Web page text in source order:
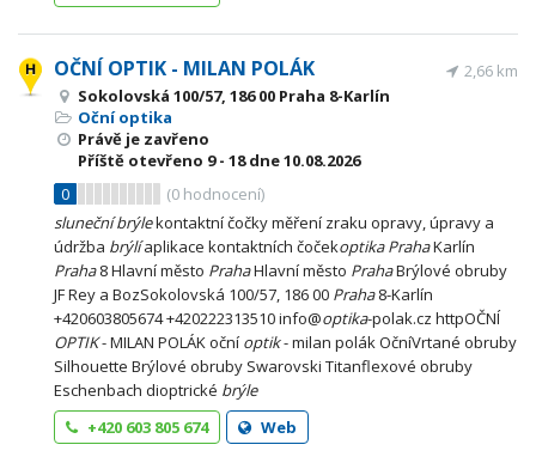
OČNÍ OPTIK - MILAN POLÁK
Sokolovská 100/57, 186 00 Praha 8-Karlín
Oční optika
Právě je zavřeno
Příště otevřeno 9 - 18dne 10.08.2026
0
(0 hodnocení)
2,66 km
sluneční brýlekontaktní čočky měření zraku opravy, úpravy a
údržba brýlíaplikace kontaktních čočekoptika PrahaKarlín
Praha8 Hlavní město PrahaHlavní město PrahaBrýlové obruby
JF Rey a BozSokolovská 100/57, 186 00 Praha8-Karlín
+420603805674 +420222313510 info@optika-polak.cz httpOČNÍ
OPTIK- MILAN POLÁK oční optik- milan polák OčníVrtané obruby
Silhouette Brýlové obruby Swarovski Titanflexové obruby
Eschenbach dioptrické brýle
+420 603 805 674
Web